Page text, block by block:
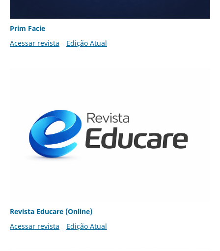
Prim Facie
Acessar revista
Edição Atual
Revista Educare (Online)
Acessar revista
Edição Atual